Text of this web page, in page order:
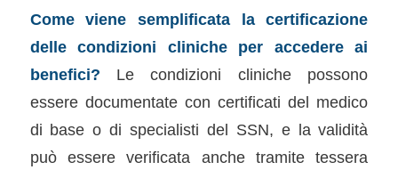
Come viene semplificata la certificazione
delle condizioni cliniche per accedere ai
benefici? Le condizioni cliniche possono
essere documentate con certificati del medico
di base o di specialisti del SSN, e la validità
può essere verificata anche tramite tessera